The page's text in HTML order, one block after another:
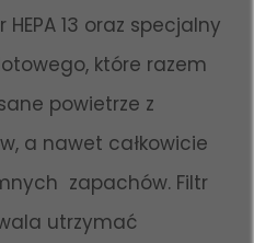
13 oraz specjalny
które razem
powietrze z
a nawet całkowicie
zapachów. Filtr
utrzymać